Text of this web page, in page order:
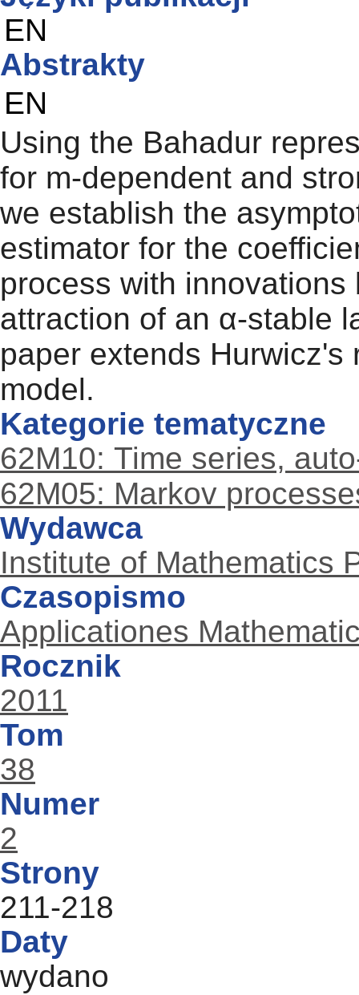
EN
Abstrakty
EN
Using the Bahadur
for m-dependent and
we establish the
estimator for the
process with
attraction of an α-stable
paper extends
model.
Kategorie tematyczne
62M10: Time series,
62M05: Markov
Wydawca
Institute of Mathematics
Czasopismo
Applicationes
Rocznik
2011
Tom
38
Numer
2
Strony
211-218
Daty
wydano